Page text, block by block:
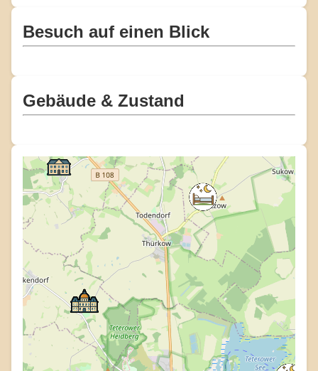
Besuch auf einen Blick
Gebäude & Zustand